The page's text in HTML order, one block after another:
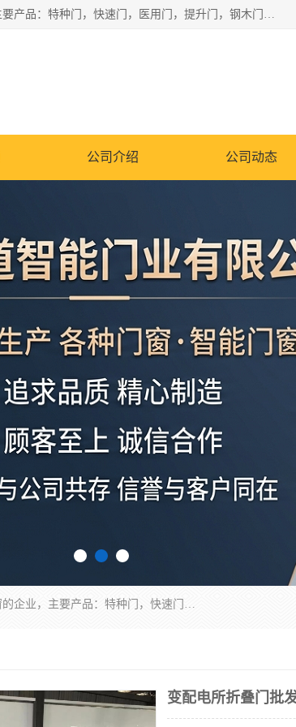
安徽奇道智能门业有限公司是一家专业生产各种门窗、智能门窗的企业，主要产品：特种门，快速门，医用门，提升门，钢木门，智能道闸，钢大门，平移门，卷帘门，保温门，钢制自由门，防火门等，欢迎前来咨询采购。
公司介绍 公司动态
安徽奇道智能门业有限公司是一家专业生产各种门窗、智能门窗的企业，主要产品：特种门，快速门，医用门，提升门，钢木门，智能道闸，钢大门，平移门，卷帘门，保温门，钢制自由门，防火门等，欢迎前来咨询采购。
变配电所折叠门批